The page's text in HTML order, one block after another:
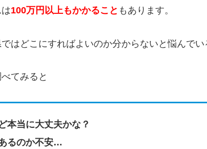
100万円以上もかかること もあります。
はどこにすればよいのか分からないと悩んでい
てみると
本当に大丈夫かな？
るのか不安…